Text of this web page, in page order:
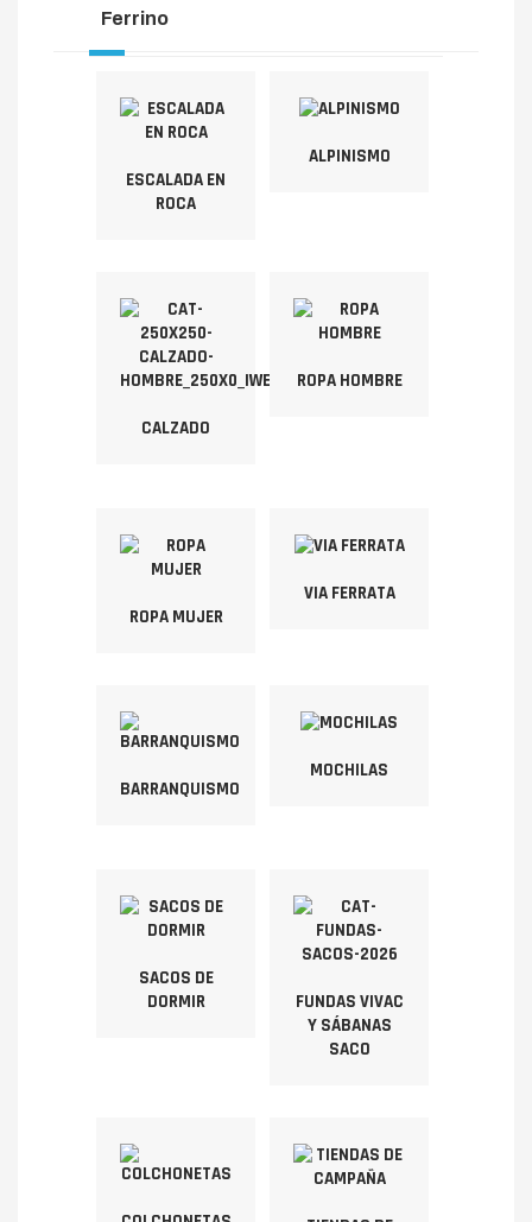
Ferrino
ESCALADA EN
ROCA
ALPINISMO
CALZADO
ROPA HOMBRE
ROPA MUJER
VIA FERRATA
BARRANQUISMO
MOCHILAS
SACOS DE
DORMIR
FUNDAS VIVAC
Y SÁBANAS
SACO